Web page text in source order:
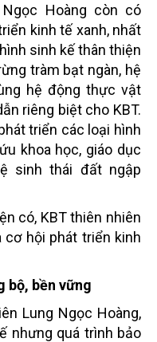
Hoàng còn có
kinh tế xanh, nhất
sinh kế thân thiện
tràm bạt ngàn, hệ
hệ động thực vật
riêng biệt cho KBT.
triển các loại hình
khoa học, giáo dục
sinh thái đất ngập
có, KBT thiên nhiên
cơ hội phát triển kinh
bộ, bền vững
Lung Ngọc Hoàng,
nhưng quá trình bảo